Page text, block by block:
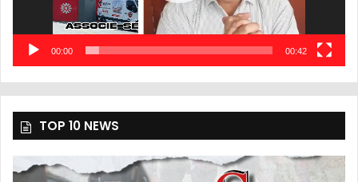
00:00 00:42
TOP 10 NEWS